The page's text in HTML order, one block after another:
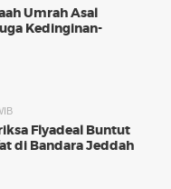
Umrah Asal
Kedinginan-
Flyadeal Buntut
di Bandara Jeddah